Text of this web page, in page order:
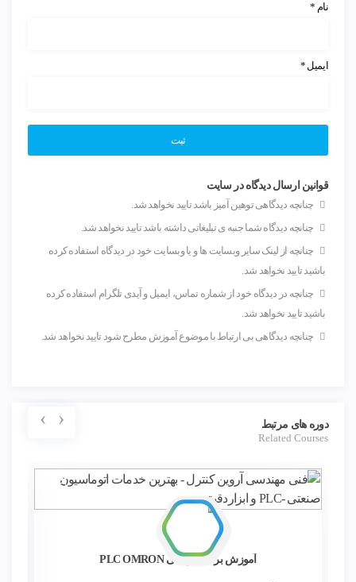
نام *
ایمیل *
قوانین ارسال دیدگاه در سایت
چنانچه دیدگاهی توهین آمیز باشد تایید نخواهد شد.
چنانچه دیدگاه شما جنبه ی تبلیغاتی داشته باشد تایید نخواهد شد.
چنانچه از لینک سایر وبسایت ها و یا وبسایت خود در دیدگاه استفاده کرده
باشید تایید نخواهد شد.
چنانچه در دیدگاه خود از شماره تماس، ایمیل و آیدی تلگرام استفاده کرده
باشید تایید نخواهد شد.
چنانچه دیدگاهی بی ارتباط با موضوع آموزش مطرح شود تایید نخواهد شد.
دوره های مرتبط
Related Courses
آموزش برنامه نویسی PLC OMRON
‹
›